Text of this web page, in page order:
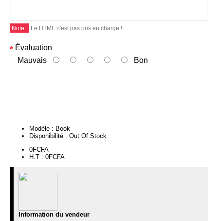
Note : Le HTML n'est pas pris en charge !
Évaluation
Mauvais
Bon
Modèle : Book
Disponibilité : Out Of Stock
0FCFA
H.T : 0FCFA
Information du vendeur